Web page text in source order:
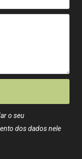
o seu
dos dados nele